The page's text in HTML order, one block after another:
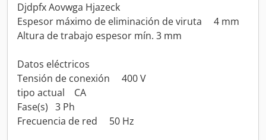
Djdpfx Aovwga Hjazeck
Espesor máximo de eliminación de viruta 4 mm
Altura de trabajo espesor mín. 3 mm
Datos eléctricos
Tensión de conexión 400 V
tipo actual CA
Fase(s) 3 Ph
Frecuencia de red 50 Hz